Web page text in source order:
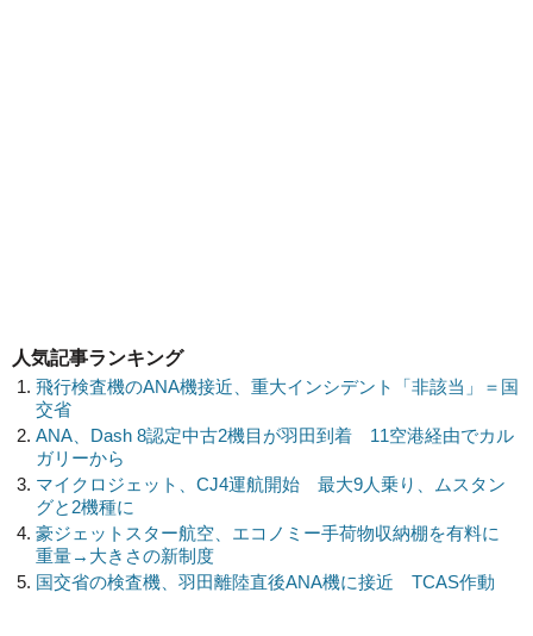
人気記事ランキング
飛行検査機のANA機接近、重大インシデント「非該当」＝国
交省
ANA、Dash 8認定中古2機目が羽田到着 11空港経由でカル
ガリーから
マイクロジェット、CJ4運航開始 最大9人乗り、ムスタン
グと2機種に
豪ジェットスター航空、エコノミー手荷物収納棚を有料に
重量→大きさの新制度
国交省の検査機、羽田離陸直後ANA機に接近 TCAS作動